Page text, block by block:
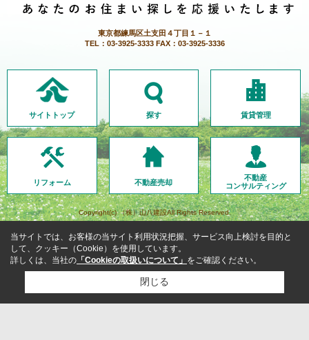
東京都練馬区土支田４丁目１－１
TEL：03-3925-3333 FAX：03-3925-3336
サイトトップ 探す 賃貸管理
リフォーム 不動産売却
不動産
コンサルティング
Copyright(c) （株）山八建設All Rights Reserved.
当サイトでは、お客様の当サイト利用状況把握、サービス向上検討を目的と
して、クッキー（Cookie）を使用しています。
詳しくは、当社の 「Cookieの取扱いについて」 をご確認ください。
閉じる